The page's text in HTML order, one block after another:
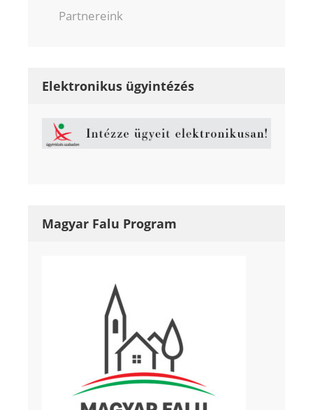
Partnereink
Elektronikus ügyintézés
Magyar Falu Program